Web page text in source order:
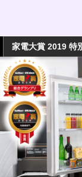
家電大賞 2019 特